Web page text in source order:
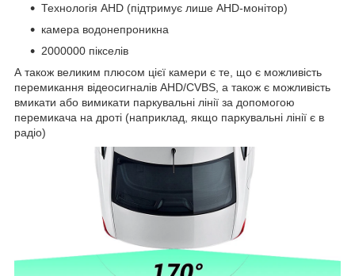
Технологія AHD (підтримує лише AHD-монітор)
камера водонепроникна
2000000 пікселів
А також великим плюсом цієї камери є те, що є можливість
перемикання відеосигналів AHD/CVBS, а також є можливість
вмикати або вимикати паркувальні лінії за допомогою
перемикача на дроті (наприклад, якщо паркувальні лінії є в
радіо)